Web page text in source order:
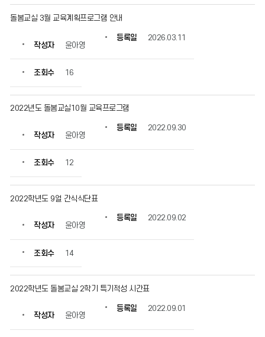
니
다.
돌봄교실 3월 교육계획프로그램 안내
작성자 윤아영
등록일 2026.03.11
조회수 16
2022년도 돌봄교실10월 교육프로그램
작성자 윤아영
등록일 2022.09.30
조회수 12
2022학년도 9얼 간식식단표
작성자 윤아영
등록일 2022.09.02
조회수 14
2022학년도 돌봄교실 2학기 특기적성 시간표
작성자 윤아영
등록일 2022.09.01